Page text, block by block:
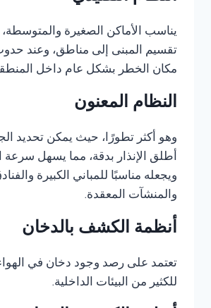
يناسب الأماكن الصغيرة والمتوسطة،
تقسيم المبنى إلى مناطق، وعند
مكان الخطر بشكل عام داخل
النظام المعنون
وهو أكثر تطورًا، حيث يمكن تحديد
أطلق الإنذار بدقة، مما يسهل سرعة
ويجعله مناسبًا للمباني الكبيرة
والمنشآت المعقدة.
أنظمة الكشف بالدخان
تعتمد على رصد وجود دخان في
للكثير من البيئات الداخلية.